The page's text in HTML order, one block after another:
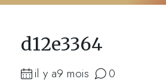
d12e3364
il y a9 mois 0